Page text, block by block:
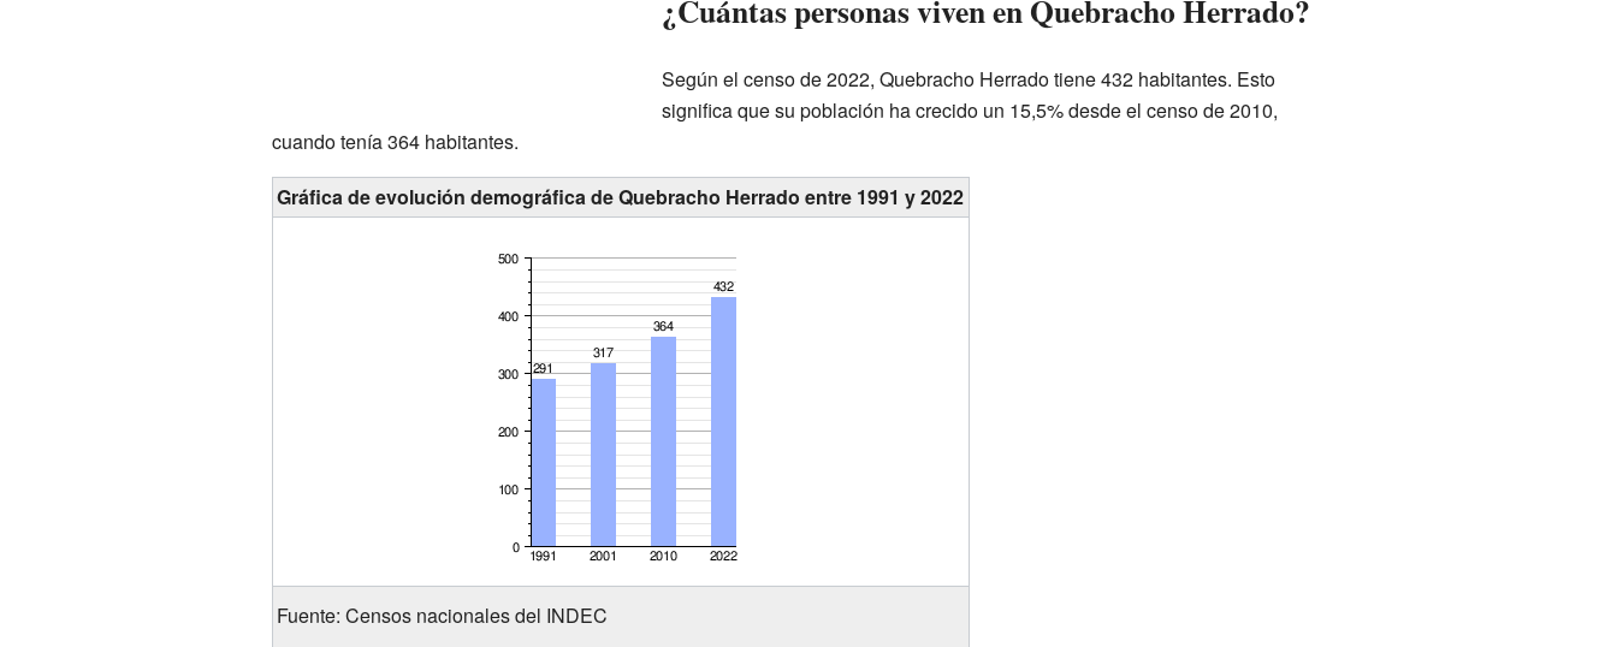
¿Cuántas personas viven en Quebracho Herrado?
Según el censo de 2022, Quebracho Herrado tiene 432 habitantes. Esto
significa que su población ha crecido un 15,5% desde el censo de 2010,
cuando tenía 364 habitantes.
Gráfica de evolución demográfica de Quebracho Herrado entre 1991 y 2022
Fuente: Censos nacionales del INDEC